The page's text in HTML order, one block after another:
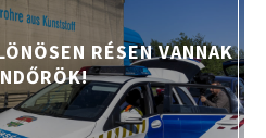
RÉSEN VANNAK